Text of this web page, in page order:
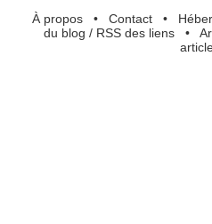
À propos• Contact•
du blog / RSS des liens•